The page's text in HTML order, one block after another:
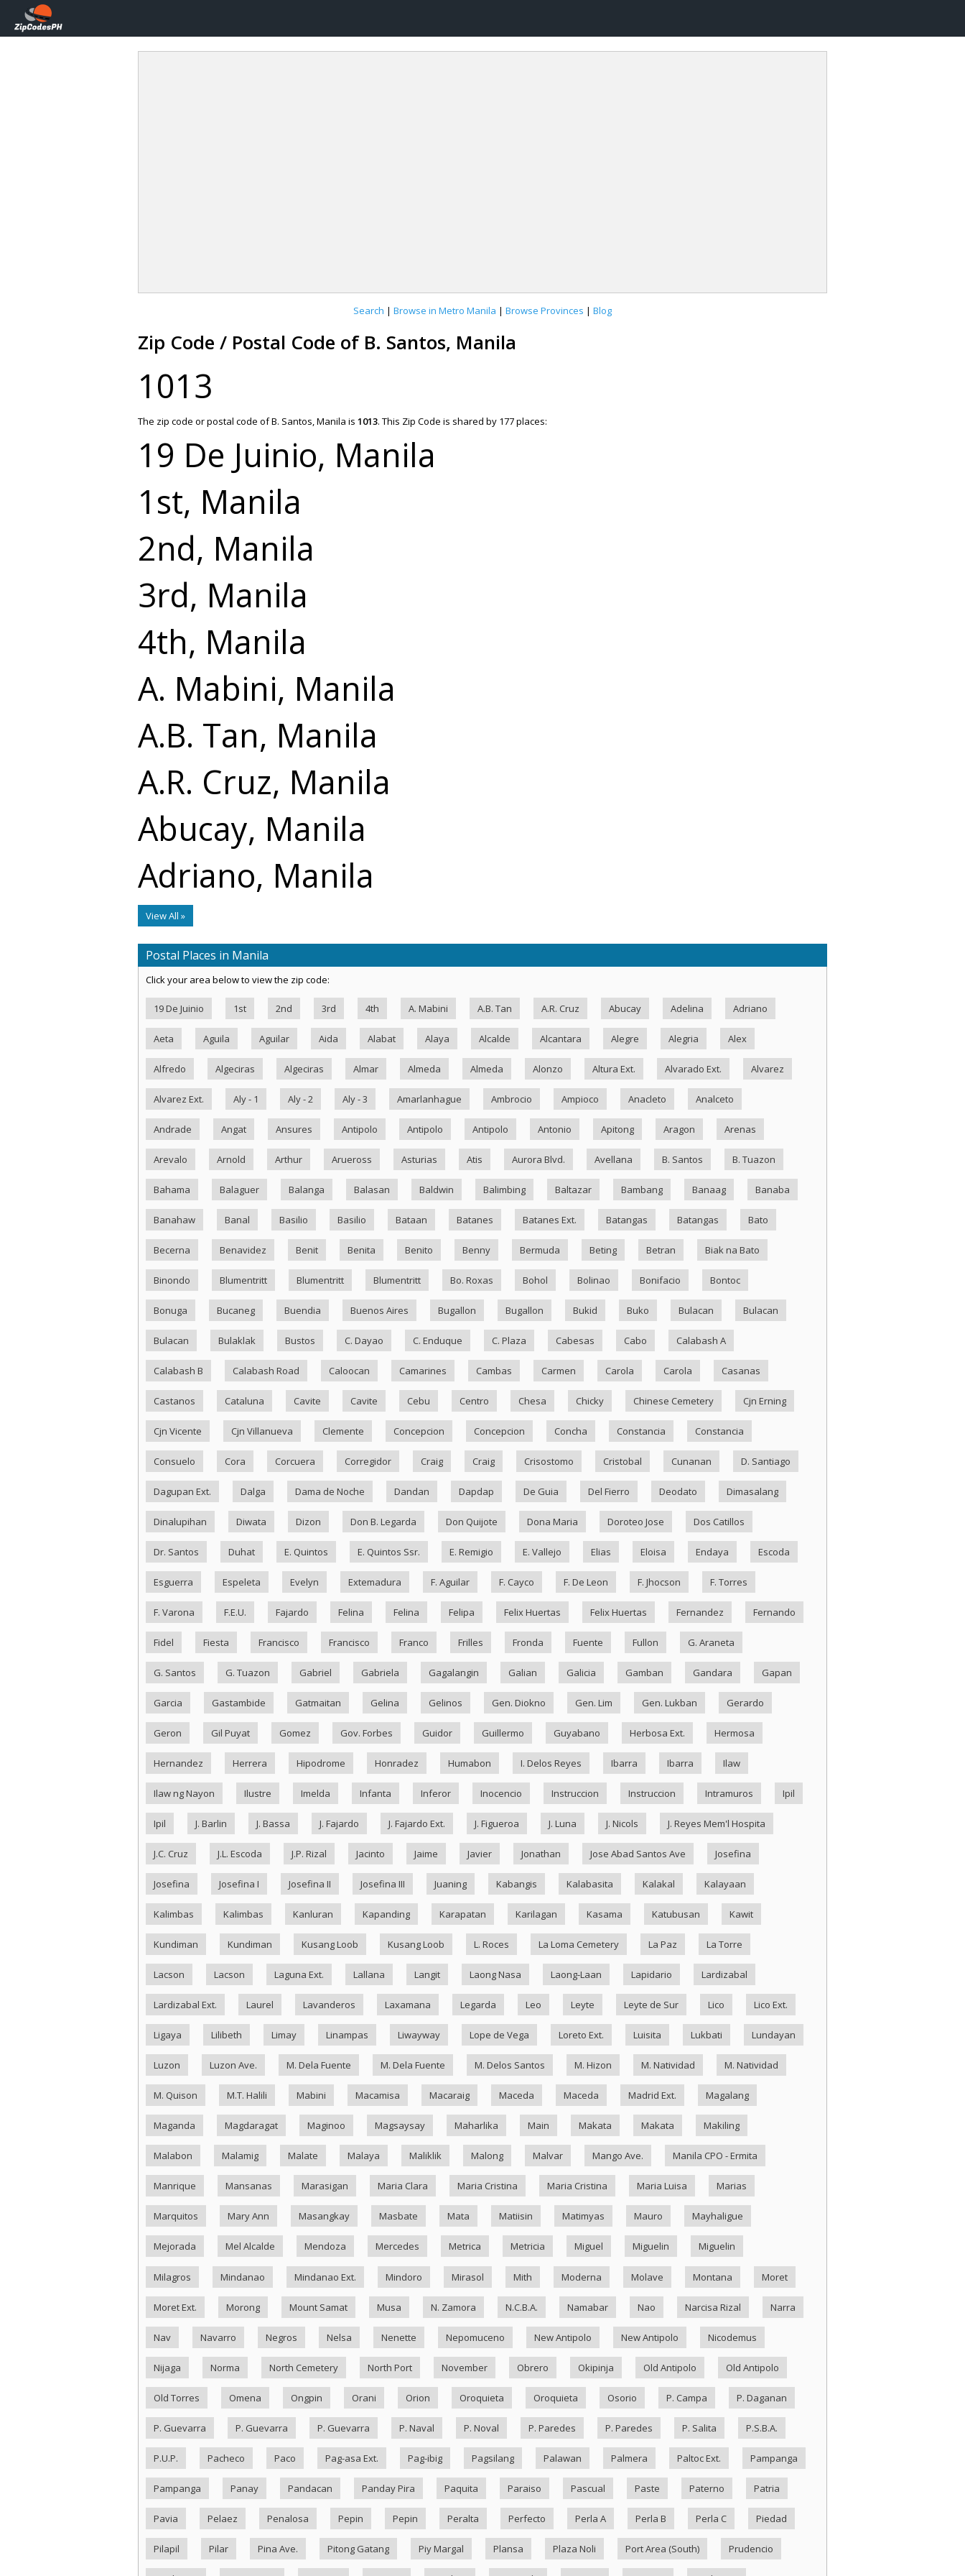
Search | Browse in Metro Manila | Browse Provinces | Blog
Zip Code / Postal Code of B. Santos, Manila
1013
The zip code or postal code of B. Santos, Manila is 1013. This Zip Code is shared by 177 places:
19 De Juinio, Manila
1st, Manila
2nd, Manila
3rd, Manila
4th, Manila
A. Mabini, Manila
A.B. Tan, Manila
A.R. Cruz, Manila
Abucay, Manila
Adriano, Manila
View All »
Postal Places in Manila
Click your area below to view the zip code:
19 De Juinio 1st 2nd 3rd 4th A. Mabini A.B. Tan A.R. Cruz Abucay Adelina Adriano
Aeta Aguila Aguilar Aida Alabat Alaya Alcalde Alcantara Alegre Alegria Alex
Alfredo Algeciras Algeciras Almar Almeda Almeda Alonzo Altura Ext. Alvarado Ext. Alvarez
Alvarez Ext. Aly - 1 Aly - 2 Aly - 3 Amarlanhague Ambrocio Ampioco Anacleto Analceto
Andrade Angat Ansures Antipolo Antipolo Antipolo Antonio Apitong Aragon Arenas
Arevalo Arnold Arthur Arueross Asturias Atis Aurora Blvd. Avellana B. Santos B. Tuazon
Bahama Balaguer Balanga Balasan Baldwin Balimbing Baltazar Bambang Banaag Banaba
Banahaw Banal Basilio Basilio Bataan Batanes Batanes Ext. Batangas Batangas Bato
Becerna Benavidez Benit Benita Benito Benny Bermuda Beting Betran Biak na Bato
Binondo Blumentritt Blumentritt Blumentritt Bo. Roxas Bohol Bolinao Bonifacio Bontoc
Bonuga Bucaneg Buendia Buenos Aires Bugallon Bugallon Bukid Buko Bulacan Bulacan
Bulacan Bulaklak Bustos C. Dayao C. Enduque C. Plaza Cabesas Cabo Calabash A
Calabash B Calabash Road Caloocan Camarines Cambas Carmen Carola Carola Casanas
Castanos Cataluna Cavite Cavite Cebu Centro Chesa Chicky Chinese Cemetery Cjn Erning
Cjn Vicente Cjn Villanueva Clemente Concepcion Concepcion Concha Constancia Constancia
Consuelo Cora Corcuera Corregidor Craig Craig Crisostomo Cristobal Cunanan D. Santiago
Dagupan Ext. Dalga Dama de Noche Dandan Dapdap De Guia Del Fierro Deodato Dimasalang
Dinalupihan Diwata Dizon Don B. Legarda Don Quijote Dona Maria Doroteo Jose Dos Catillos
Dr. Santos Duhat E. Quintos E. Quintos Ssr. E. Remigio E. Vallejo Elias Eloisa Endaya Escoda
Esguerra Espeleta Evelyn Extemadura F. Aguilar F. Cayco F. De Leon F. Jhocson F. Torres
F. Varona F.E.U. Fajardo Felina Felina Felipa Felix Huertas Felix Huertas Fernandez Fernando
Fidel Fiesta Francisco Francisco Franco Frilles Fronda Fuente Fullon G. Araneta
G. Santos G. Tuazon Gabriel Gabriela Gagalangin Galian Galicia Gamban Gandara Gapan
Garcia Gastambide Gatmaitan Gelina Gelinos Gen. Diokno Gen. Lim Gen. Lukban Gerardo
Geron Gil Puyat Gomez Gov. Forbes Guidor Guillermo Guyabano Herbosa Ext. Hermosa
Hernandez Herrera Hipodrome Honradez Humabon I. Delos Reyes Ibarra Ibarra Ilaw
Ilaw ng Nayon Ilustre Imelda Infanta Inferor Inocencio Instruccion Instruccion Intramuros Ipil
Ipil J. Barlin J. Bassa J. Fajardo J. Fajardo Ext. J. Figueroa J. Luna J. Nicols J. Reyes Mem'l Hospita
J.C. Cruz J.L. Escoda J.P. Rizal Jacinto Jaime Javier Jonathan Jose Abad Santos Ave Josefina
Josefina Josefina I Josefina II Josefina III Juaning Kabangis Kalabasita Kalakal Kalayaan
Kalimbas Kalimbas Kanluran Kapanding Karapatan Karilagan Kasama Katubusan Kawit
Kundiman Kundiman Kusang Loob Kusang Loob L. Roces La Loma Cemetery La Paz La Torre
Lacson Lacson Laguna Ext. Lallana Langit Laong Nasa Laong-Laan Lapidario Lardizabal
Lardizabal Ext. Laurel Lavanderos Laxamana Legarda Leo Leyte Leyte de Sur Lico Lico Ext.
Ligaya Lilibeth Limay Linampas Liwayway Lope de Vega Loreto Ext. Luisita Lukbati Lundayan
Luzon Luzon Ave. M. Dela Fuente M. Dela Fuente M. Delos Santos M. Hizon M. Natividad M. Natividad
M. Quison M.T. Halili Mabini Macamisa Macaraig Maceda Maceda Madrid Ext. Magalang
Maganda Magdaragat Maginoo Magsaysay Maharlika Main Makata Makata Makiling
Malabon Malamig Malate Malaya Maliklik Malong Malvar Mango Ave. Manila CPO - Ermita
Manrique Mansanas Marasigan Maria Clara Maria Cristina Maria Cristina Maria Luisa Marias
Marquitos Mary Ann Masangkay Masbate Mata Matiisin Matimyas Mauro Mayhaligue
Mejorada Mel Alcalde Mendoza Mercedes Metrica Metricia Miguel Miguelin Miguelin
Milagros Mindanao Mindanao Ext. Mindoro Mirasol Mith Moderna Molave Montana Moret
Moret Ext. Morong Mount Samat Musa N. Zamora N.C.B.A. Namabar Nao Narcisa Rizal Narra
Nav Navarro Negros Nelsa Nenette Nepomuceno New Antipolo New Antipolo Nicodemus
Nijaga Norma North Cemetery North Port November Obrero Okipinja Old Antipolo Old Antipolo
Old Torres Omena Ongpin Orani Orion Oroquieta Oroquieta Osorio P. Campa P. Daganan
P. Guevarra P. Guevarra P. Guevarra P. Naval P. Noval P. Paredes P. Paredes P. Salita P.S.B.A.
P.U.P. Pacheco Paco Pag-asa Ext. Pag-ibig Pagsilang Palawan Palmera Paltoc Ext. Pampanga
Pampanga Panay Pandacan Panday Pira Paquita Paraiso Pascual Paste Paterno Patria
Pavia Pelaez Penalosa Pepin Pepin Peralta Perfecto Perla A Perla B Perla C Piedad
Pilapil Pilar Pina Ave. Pitong Gatang Piy Margal Plansa Plaza Noli Port Area (South) Prudencio